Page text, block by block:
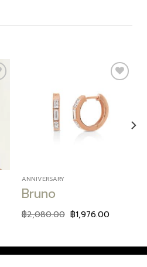
Add to
wishlist
ANNIVERSARY
Bruno
฿2,080.00 ฿1,976.00